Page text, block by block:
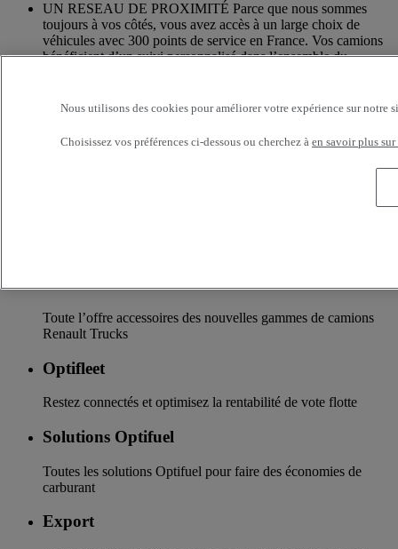
UN RESEAU DE PROXIMITÉ Parce que nous sommes
toujours à vos côtés, vous avez accès à un large choix de
véhicules avec 300 points de service en France. Vos camions
bénéficient d’un suivi personnalisé dans l’ensemble du
Toute l’offre accessoires des nouvelles gammes de camions
Renault Trucks
Optifleet
Restez connectés et optimisez la rentabilité de vote flotte
Solutions Optifuel
Toutes les solutions Optifuel pour faire des économies de
carburant
Export
Nous utilisons des cookies pour améliorer votre expérience sur notre
Choisissez vos préférences ci-dessous ou cherchez à en savoir plus